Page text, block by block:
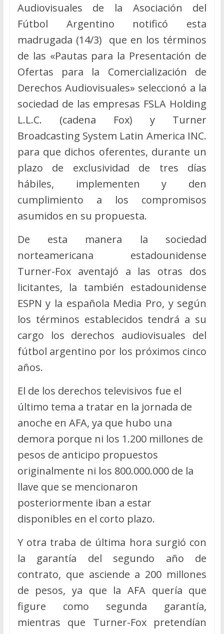
Audiovisuales de la Asociación del
Fútbol Argentino notificó esta
madrugada (14/3) que en los términos
de las «Pautas para la Presentación de
Ofertas para la Comercialización de
Derechos Audiovisuales» seleccionó a la
sociedad de las empresas FSLA Holding
L.L.C. (cadena Fox) y Turner
Broadcasting System Latin America INC.
para que dichos oferentes, durante un
plazo de exclusividad de tres días
hábiles, implementen y den
cumplimiento a los compromisos
asumidos en su propuesta.
De esta manera la sociedad
norteamericana estadounidense
Turner-Fox aventajó a las otras dos
licitantes, la también estadounidense
ESPN y la española Media Pro, y según
los términos establecidos tendrá a su
cargo los derechos audiovisuales del
fútbol argentino por los próximos cinco
años.
El de los derechos televisivos fue el
último tema a tratar en la jornada de
anoche en AFA, ya que hubo una
demora porque ni los 1.200 millones de
pesos de anticipo propuestos
originalmente ni los 800.000.000 de la
llave que se mencionaron
posteriormente iban a estar
disponibles en el corto plazo.
Y otra traba de última hora surgió con
la garantía del segundo año de
contrato, que asciende a 200 millones
de pesos, ya que la AFA quería que
figure como segunda garantía,
mientras que Turner-Fox pretendían